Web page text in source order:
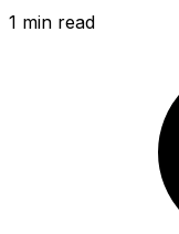
1 min read